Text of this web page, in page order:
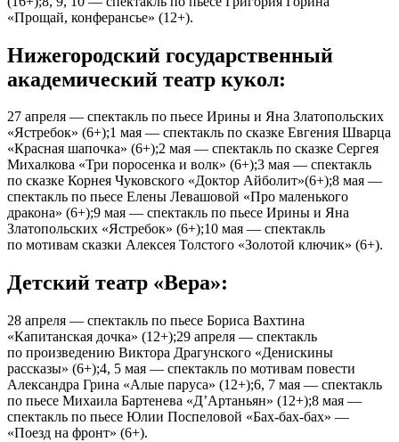
«Прощай, конферансье» (12+).
Нижегородский государственный
академический театр кукол:
27 апреля — спектакль по пьесе Ирины и Яна Златопольских
«Ястребок» (6+);1 мая — спектакль по сказке Евгения Шварца
«Красная шапочка» (6+);2 мая — спектакль по сказке Сергея
Михалкова «Три поросенка и волк» (6+);3 мая — спектакль
по сказке Корнея Чуковского «Доктор Айболит»(6+);8 мая —
спектакль по пьесе Елены Левашовой «Про маленького
дракона» (6+);9 мая — спектакль по пьесе Ирины и Яна
Златопольских «Ястребок» (6+);10 мая — спектакль
по мотивам сказки Алексея Толстого «Золотой ключик» (6+).
Детский театр «Вера»:
28 апреля — спектакль по пьесе Бориса Вахтина
«Капитанская дочка» (12+);29 апреля — спектакль
по произведению Виктора Драгунского «Денискины
рассказы» (6+);4, 5 мая — спектакль по мотивам повести
Александра Грина «Алые паруса» (12+);6, 7 мая — спектакль
по пьесе Михаила Бартенева «Д’Артаньян» (12+);8 мая —
спектакль по пьесе Юлии Поспеловой «Бах-бах-бах» —
«Поезд на фронт» (6+).